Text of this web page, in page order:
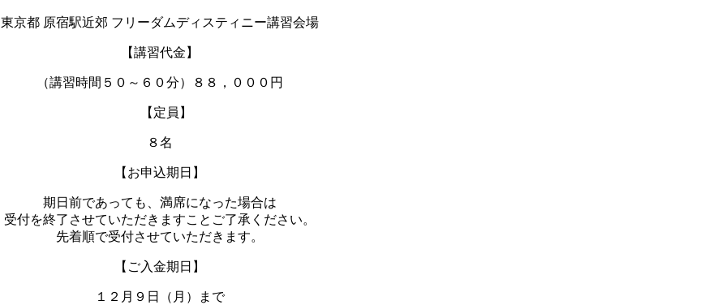
東京都 原宿駅近郊 フリーダムディスティニー講習会場
【講習代金】
（講習時間５０～６０分）８８，０００円
【定員】
８名
【お申込期日】
期日前であっても、満席になった場合は
受付を終了させていただきますことご了承ください。
先着順で受付させていただきます。
【ご入金期日】
１２月９日（月）まで